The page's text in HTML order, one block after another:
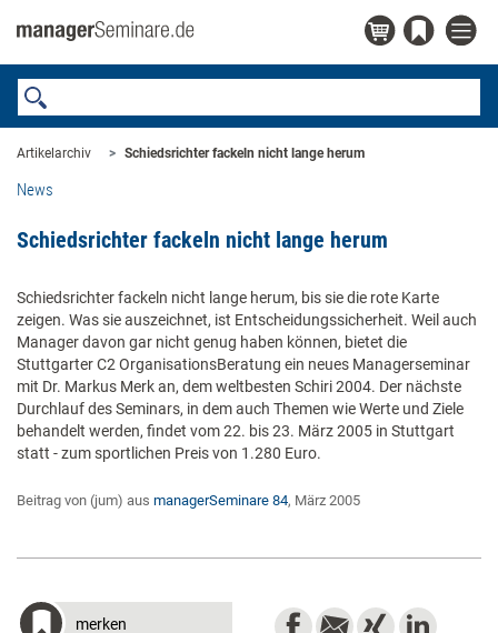
Artikelarchiv Schiedsrichter fackeln nicht lange herum
News
Schiedsrichter fackeln nicht lange herum
Schiedsrichter fackeln nicht lange herum, bis sie die rote Karte
zeigen. Was sie auszeichnet, ist Entscheidungssicherheit. Weil auch
Manager davon gar nicht genug haben können, bietet die
Stuttgarter C2 OrganisationsBeratung ein neues Managerseminar
mit Dr. Markus Merk an, dem weltbesten Schiri 2004. Der nächste
Durchlauf des Seminars, in dem auch Themen wie Werte und Ziele
behandelt werden, findet vom 22. bis 23. März 2005 in Stuttgart
statt - zum sportlichen Preis von 1.280 Euro.
Beitrag von (jum) aus managerSeminare 84, März 2005
merken